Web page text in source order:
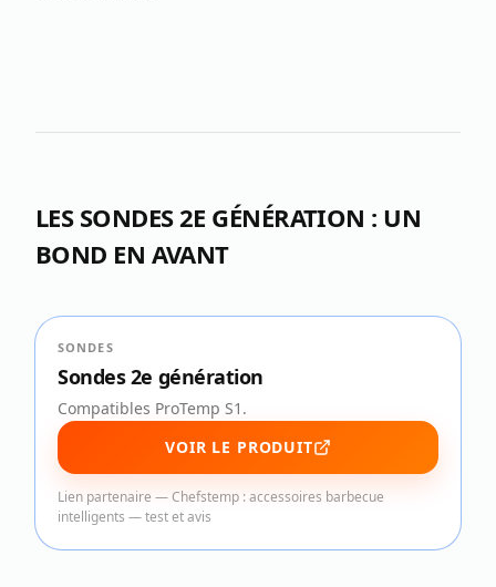
LES SONDES 2E GÉNÉRATION : UN
BOND EN AVANT
SONDES
Sondes 2e génération
Compatibles ProTemp S1.
VOIR LE PRODUIT
Lien partenaire —Chefstemp : accessoires barbecue
intelligents — test et avis